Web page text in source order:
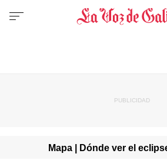
Mapa | Dónde ver el